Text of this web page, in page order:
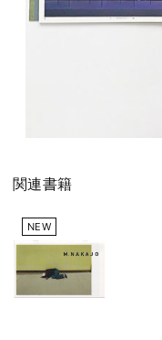
関連書籍
NEW